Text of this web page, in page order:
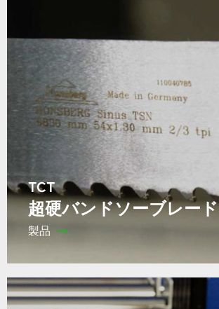
TCT
超硬バンドソーブレード
製品